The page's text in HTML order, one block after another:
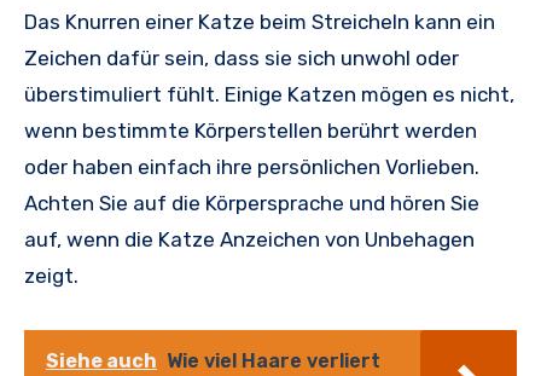
Das Knurren einer Katze beim Streicheln kann ein
Zeichen dafür sein, dass sie sich unwohl oder
überstimuliert fühlt. Einige Katzen mögen es nicht,
wenn bestimmte Körperstellen berührt werden
oder haben einfach ihre persönlichen Vorlieben.
Achten Sie auf die Körpersprache und hören Sie
auf, wenn die Katze Anzeichen von Unbehagen
zeigt.
Siehe auch Wie viel Haare verliert